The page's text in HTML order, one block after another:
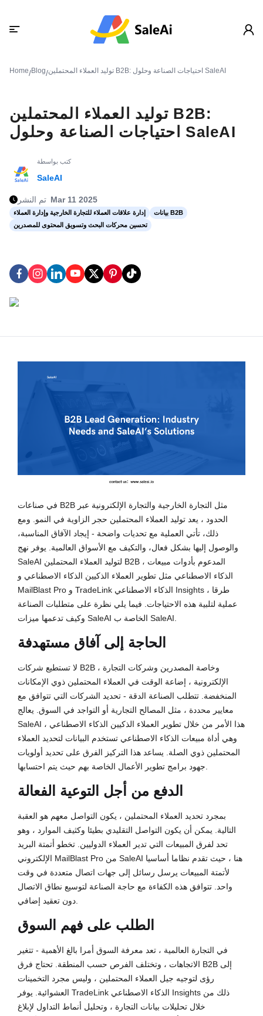
Home/Blog/ توليد العملاء المحتملين B2B: احتياجات الصناعة وحلول SaleAI
توليد العملاء المحتملين B2B:
احتياجات الصناعة وحلول SaleAI
كتب بواسطة
SaleAI
تم النشر Mar 11 2025
إدارة علاقات العملاء للتجارة الخارجية وإدارة العملاء
بيانات B2B
تحسين محركات البحث وتسويق المحتوى للمصدرين
في صناعات B2B مثل التجارة الخارجية والتجارة الإلكترونية عبر
الحدود ، يعد توليد العملاء المحتملين حجر الزاوية في النمو. ومع
ذلك، تأتي العملية مع تحديات واضحة - إيجاد الآفاق المناسبة،
والوصول إليها بشكل فعال، والتكيف مع الأسواق العالمية. يوفر نهج
SaleAI لتوليد العملاء المحتملين B2B ، المدعوم بأدوات مبيعات
الذكاء الاصطناعي مثل تطوير العملاء الذكيين الذكاء الاصطناعي و
MailBlast Pro و TradeLink الذكاء الاصطناعي Insights ، طرقا
عملية لتلبية هذه الاحتياجات. فيما يلي نظرة على متطلبات الصناعة
وكيف تدعمها ميزات SaleAI الخاصة ب SaleAI.
الحاجة إلى آفاق مستهدفة
لا تستطيع شركات B2B ، وخاصة المصدرين وشركات التجارة
الإلكترونية ، إضاعة الوقت في العملاء المحتملين ذوي الإمكانات
المنخفضة. تتطلب الصناعة الدقة - تحديد الشركات التي تتوافق مع
معايير محددة ، مثل المصالح التجارية أو التواجد في السوق. يعالج
SaleAI هذا الأمر من خلال تطوير العملاء الذكيين الذكاء الاصطناعي ،
وهي أداة مبيعات الذكاء الاصطناعي تستخدم البيانات لتحديد العملاء
المحتملين ذوي الصلة. يساعد هذا التركيز الفرق على تحديد أولويات
جهود برامج تطوير الأعمال الخاصة بهم حيث يتم احتسابها.
الدفع من أجل التوعية الفعالة
بمجرد تحديد العملاء المحتملين ، يكون التواصل معهم هو العقبة
التالية. يمكن أن يكون التواصل التقليدي بطيئا وكثيف الموارد ، وهو
تحد لفرق المبيعات التي تدير العملاء الدوليين. تخطو أتمتة البريد
الإلكتروني MailBlast Pro من SaleAI هنا ، حيث تقدم نظاما أساسيا
لأتمتة المبيعات يرسل رسائل إلى جهات اتصال متعددة في وقت
واحد. تتوافق هذه الكفاءة مع حاجة الصناعة لتوسيع نطاق الاتصال
دون تعقيد إضافي.
الطلب على فهم السوق
في التجارة العالمية ، تعد معرفة السوق أمرا بالغ الأهمية - تتغير
الاتجاهات ، وتختلف الفرص حسب المنطقة. تحتاج فرق B2B إلى
رؤى لتوجيه جيل العملاء المحتملين ، وليس مجرد التخمينات
العشوائية. يوفر TradeLink الذكاء الاصطناعي Insights ذلك من
خلال تحليلات بيانات التجارة ، وتحليل أنماط التداول لإبلاغ